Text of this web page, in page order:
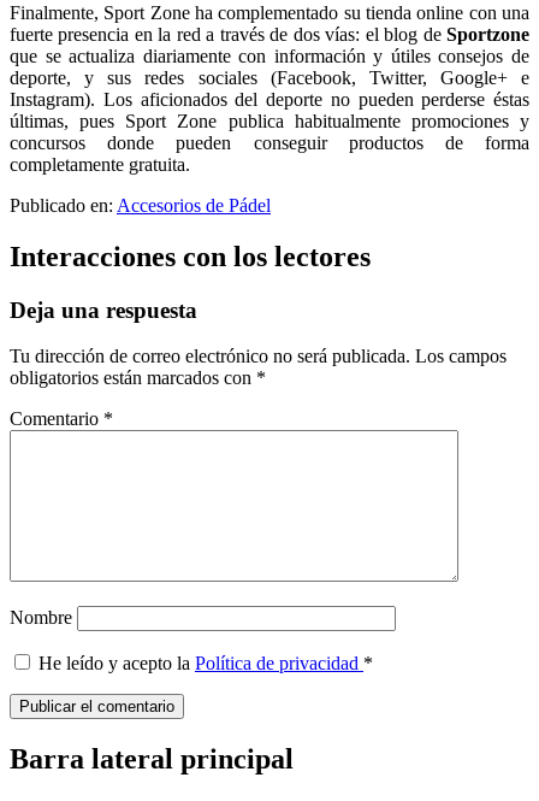
Finalmente, Sport Zone ha complementado su tienda online con una
fuerte presencia en la red a través de dos vías: el blog de Sportzone
que se actualiza diariamente con información y útiles consejos de
deporte, y sus redes sociales (Facebook, Twitter, Google+ e
Instagram). Los aficionados del deporte no pueden perderse éstas
últimas, pues Sport Zone publica habitualmente promociones y
concursos donde pueden conseguir productos de forma
completamente gratuita.
Publicado en: Accesorios de Pádel
Interacciones con los lectores
Deja una respuesta
Tu dirección de correo electrónico no será publicada. Los campos
obligatorios están marcados con *
Comentario *
Nombre
He leído y acepto la Política de privacidad *
Barra lateral principal